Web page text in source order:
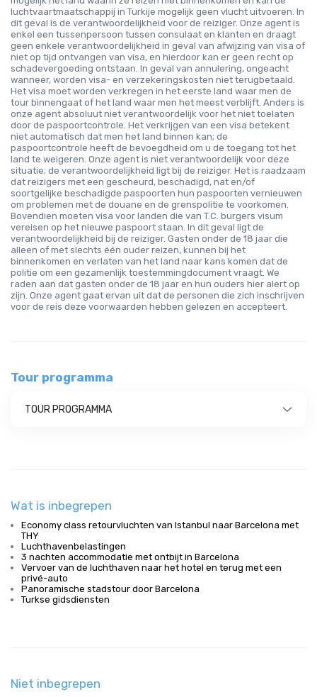
luchtvaartmaatschappij in Turkije mogelijk geen vlucht uitvoeren. In
dit geval is de verantwoordelijkheid voor de reiziger. Onze agent is
enkel een tussenpersoon tussen consulaat en klanten en draagt
geen enkele verantwoordelijkheid in geval van afwijzing van visa of
niet op tijd ontvangen van visa, en hierdoor kan er geen recht op
schadevergoeding ontstaan. In geval van annulering, ongeacht
wanneer, worden visa- en verzekeringskosten niet terugbetaald.
Het visa moet worden verkregen in het eerste land waar men de
tour binnengaat of het land waar men het meest verblijft. Anders is
onze agent absoluut niet verantwoordelijk voor het niet toelaten
door de paspoortcontrole. Het verkrijgen van een visa betekent
niet automatisch dat men het land binnen kan; de
paspoortcontrole heeft de bevoegdheid om u de toegang tot het
land te weigeren. Onze agent is niet verantwoordelijk voor deze
situatie; de verantwoordelijkheid ligt bij de reiziger. Het is raadzaam
dat reizigers met een gescheurd, beschadigd, nat en/of
soortgelijke beschadigde paspoorten hun paspoorten vernieuwen
om problemen met de douane en de grenspolitie te voorkomen.
Bovendien moeten visa voor landen die van T.C. burgers visum
vereisen op het nieuwe paspoort staan. In dit geval ligt de
verantwoordelijkheid bij de reiziger. Gasten onder de 18 jaar die
alleen of met slechts één ouder reizen, kunnen bij het
binnenkomen en verlaten van het land naar kans komen dat de
politie om een gezamenlijk toestemmingdocument vraagt. We
raden aan dat gasten onder de 18 jaar en hun ouders hier alert op
zijn. Onze agent gaat ervan uit dat de personen die zich inschrijven
voor de reis deze voorwaarden hebben gelezen en accepteert.
Tour programma
TOUR PROGRAMMA
Wat is inbegrepen
Economy class retourvluchten van Istanbul naar Barcelona met
THY
Luchthavenbelastingen
3 nachten accommodatie met ontbijt in Barcelona
Vervoer van de luchthaven naar het hotel en terug met een
privé-auto
Panoramische stadstour door Barcelona
Turkse gidsdiensten
Niet inbegrepen